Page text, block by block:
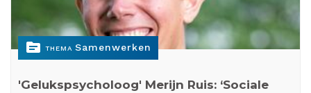
topic THEMA Samenwerken
'Gelukspsycholoog' Merijn Ruis: ‘Sociale